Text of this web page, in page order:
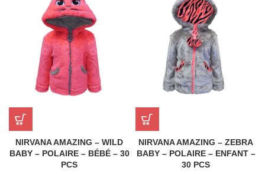
NIRVANA AMAZING – WILD
BABY – POLAIRE – BÉBÉ – 30
PCS
NIRVANA AMAZING – ZEBRA
BABY – POLAIRE – ENFANT –
30 PCS